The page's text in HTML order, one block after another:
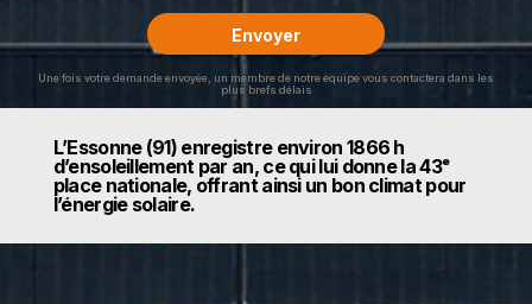
Une fois votre demande envoyée, un membre de notre équipe vous contactera dans les
plus brefs délais
L’Essonne (91) enregistre environ 1866 h
d’ensoleillement par an, ce qui lui donne la 43ᵉ
place nationale, offrant ainsi un bon climat pour
l’énergie solaire.